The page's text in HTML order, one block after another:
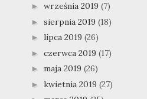
► września 2019 (7)
► sierpnia 2019 (18)
► lipca 2019 (26)
► czerwca 2019 (17)
► maja 2019 (26)
► kwietnia 2019 (27)